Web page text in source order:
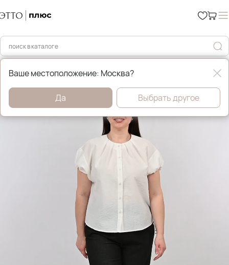
Главная Рубашки и блузы
Ваше местоположение: Москва?
Да Выбрать другое